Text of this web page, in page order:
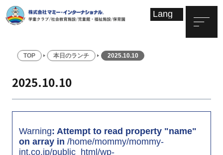
TOP 本日のランチ 2025.10.10
2025.10.10
Warning: Attempt to read property "name"
on array in /home/mommy/mommy-
int.co.jp/public_html/wp-